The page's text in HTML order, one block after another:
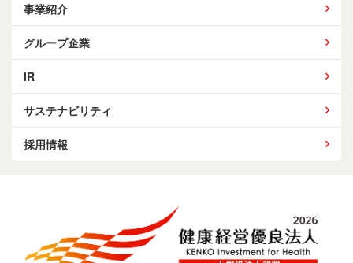
事業紹介
グループ企業
IR
サステナビリティ
採用情報